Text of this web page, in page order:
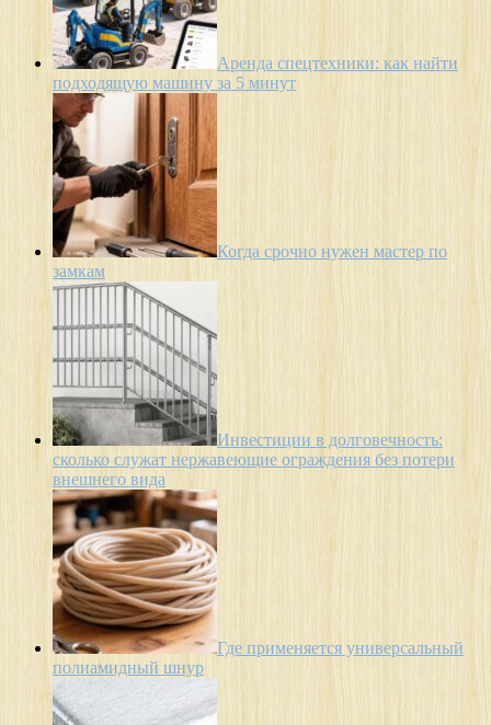
Аренда спецтехники: как найти
подходящую машину за 5 минут
Когда срочно нужен мастер по
замкам
Инвестиции в долговечность:
сколько служат нержавеющие ограждения без потери
внешнего вида
Где применяется универсальный
полиамидный шнур